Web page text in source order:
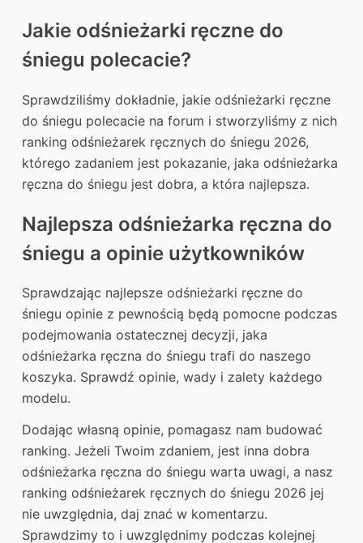
Jakie odśnieżarki ręczne do
śniegu polecacie?
Sprawdziliśmy dokładnie, jakie odśnieżarki ręczne
do śniegu polecacie na forum i stworzyliśmy z nich
ranking odśnieżarek ręcznych do śniegu 2026,
którego zadaniem jest pokazanie, jaka odśnieżarka
ręczna do śniegu jest dobra, a która najlepsza.
Najlepsza odśnieżarka ręczna do
śniegu a opinie użytkowników
Sprawdzając najlepsze odśnieżarki ręczne do
śniegu opinie z pewnością będą pomocne podczas
podejmowania ostatecznej decyzji, jaka
odśnieżarka ręczna do śniegu trafi do naszego
koszyka. Sprawdź opinie, wady i zalety każdego
modelu.
Dodając własną opinie, pomagasz nam budować
ranking. Jeżeli Twoim zdaniem, jest inna dobra
odśnieżarka ręczna do śniegu warta uwagi, a nasz
ranking odśnieżarek ręcznych do śniegu 2026 jej
nie uwzględnia, daj znać w komentarzu.
Sprawdzimy to i uwzględnimy podczas kolejnej